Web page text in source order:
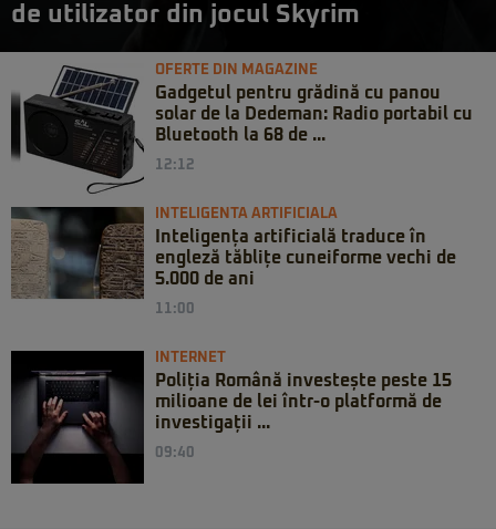
de utilizator din jocul Skyrim
OFERTE DIN MAGAZINE
Gadgetul pentru grădină cu panou
solar de la Dedeman: Radio portabil cu
Bluetooth la 68 de ...
12:12
INTELIGENTA ARTIFICIALA
Inteligența artificială traduce în
engleză tăblițe cuneiforme vechi de
5.000 de ani
11:00
INTERNET
Poliția Română investește peste 15
milioane de lei într-o platformă de
investigații ...
09:40